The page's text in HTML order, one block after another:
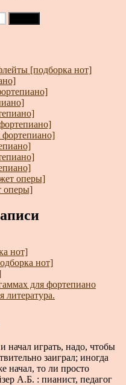
[подборка нот]
оперы]
нот]
нот]
для фортепиано
начал играть, надо, чтобы
заиграл; иногда
начал, то ли просто
А.Б. : пианист, педагог